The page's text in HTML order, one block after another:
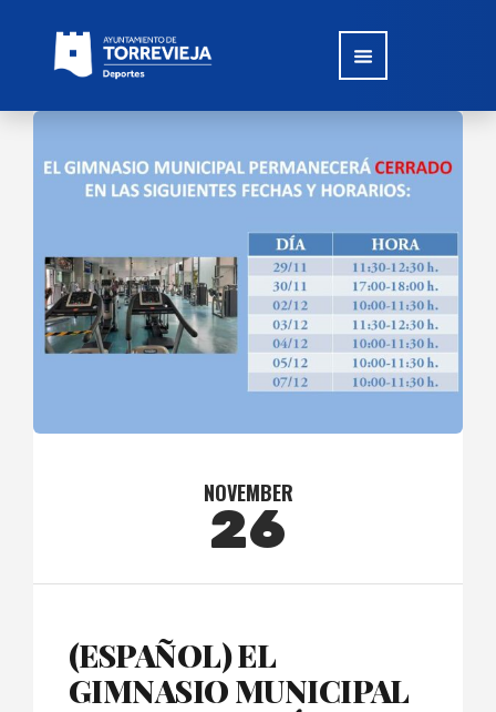
NOVEMBER
26
(ESPAÑOL) EL
GIMNASIO MUNICIPAL